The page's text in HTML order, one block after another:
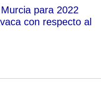
para 2022
con respecto al